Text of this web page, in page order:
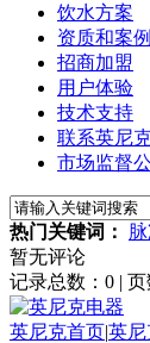
饮水方案
资质和案例
招商加盟
用户体验
技术支持
联系英尼
市场监督
热门关键词：
暂无评论
记录总数：0 |
英尼克首页|英